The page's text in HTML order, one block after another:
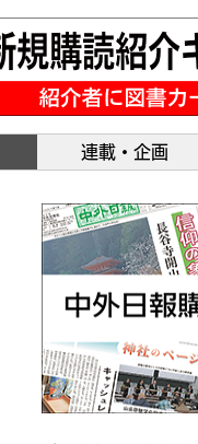
連載・企画